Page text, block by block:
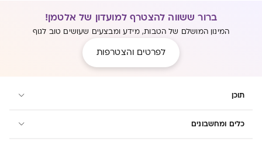
ברור ששווה להצטרף למועדון של אלטמן!
המינון המושלם של הטבות, מידע ומבצעים שעושים טוב לגוף
לפרטים והצטרפות
תוכן
כלים ומחשבונים